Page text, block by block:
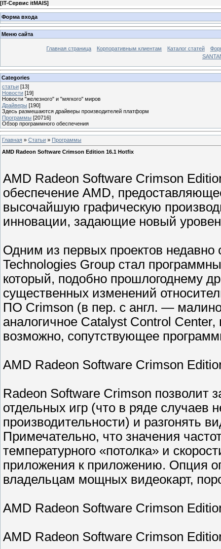
[IT-Сервис itMAIS]
Форма входа
Меню сайта
Главная страница Корпоративным клиентам Каталог статей
Categories
статьи [13]
Новости [19]
Новости "железного" и "мягкого" миров
Драйверы [190]
Здесь размешаются драйверы производителей платформ
Программы [20716]
Обзор программного обеспечения
Главная » Статьи » Программы
AMD Radeon Software Crimson Edition 16.1 Hotfix
AMD Radeon Software Crimson
обеспечение AMD,
высочайшую графическую
инновации, задающие новый
Одним из первых проектов недавно
Technologies Group стал
который, подобно прошлогоднему
существенных изменений
ПО Crimson (в пер. с англ. —
аналогичное Catalyst Control
возможно, сопутствующее
AMD Radeon Software Crimson
Radeon Software Crimson позволит
отдельных игр (что в ряде
производительности) и разгонять
Примечательно, что значения
температурного «потолка» и
приложения к приложению. Опция
владельцам мощных видеокарт,
AMD Radeon Software Crimson
AMD Radeon Software Crimson